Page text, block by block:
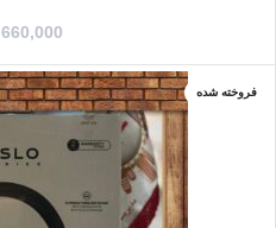
660,000
فروخته شده